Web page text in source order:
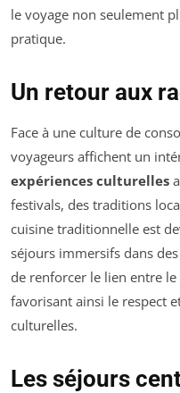
le voyage non seulement
pratique.
Un retour aux
Face à une culture de
voyageurs affichent un
expériences culturelles
festivals, des traditions
cuisine traditionnelle est
séjours immersifs dans
de renforcer le lien entre
favorisant ainsi le respect
culturelles.
Les séjours